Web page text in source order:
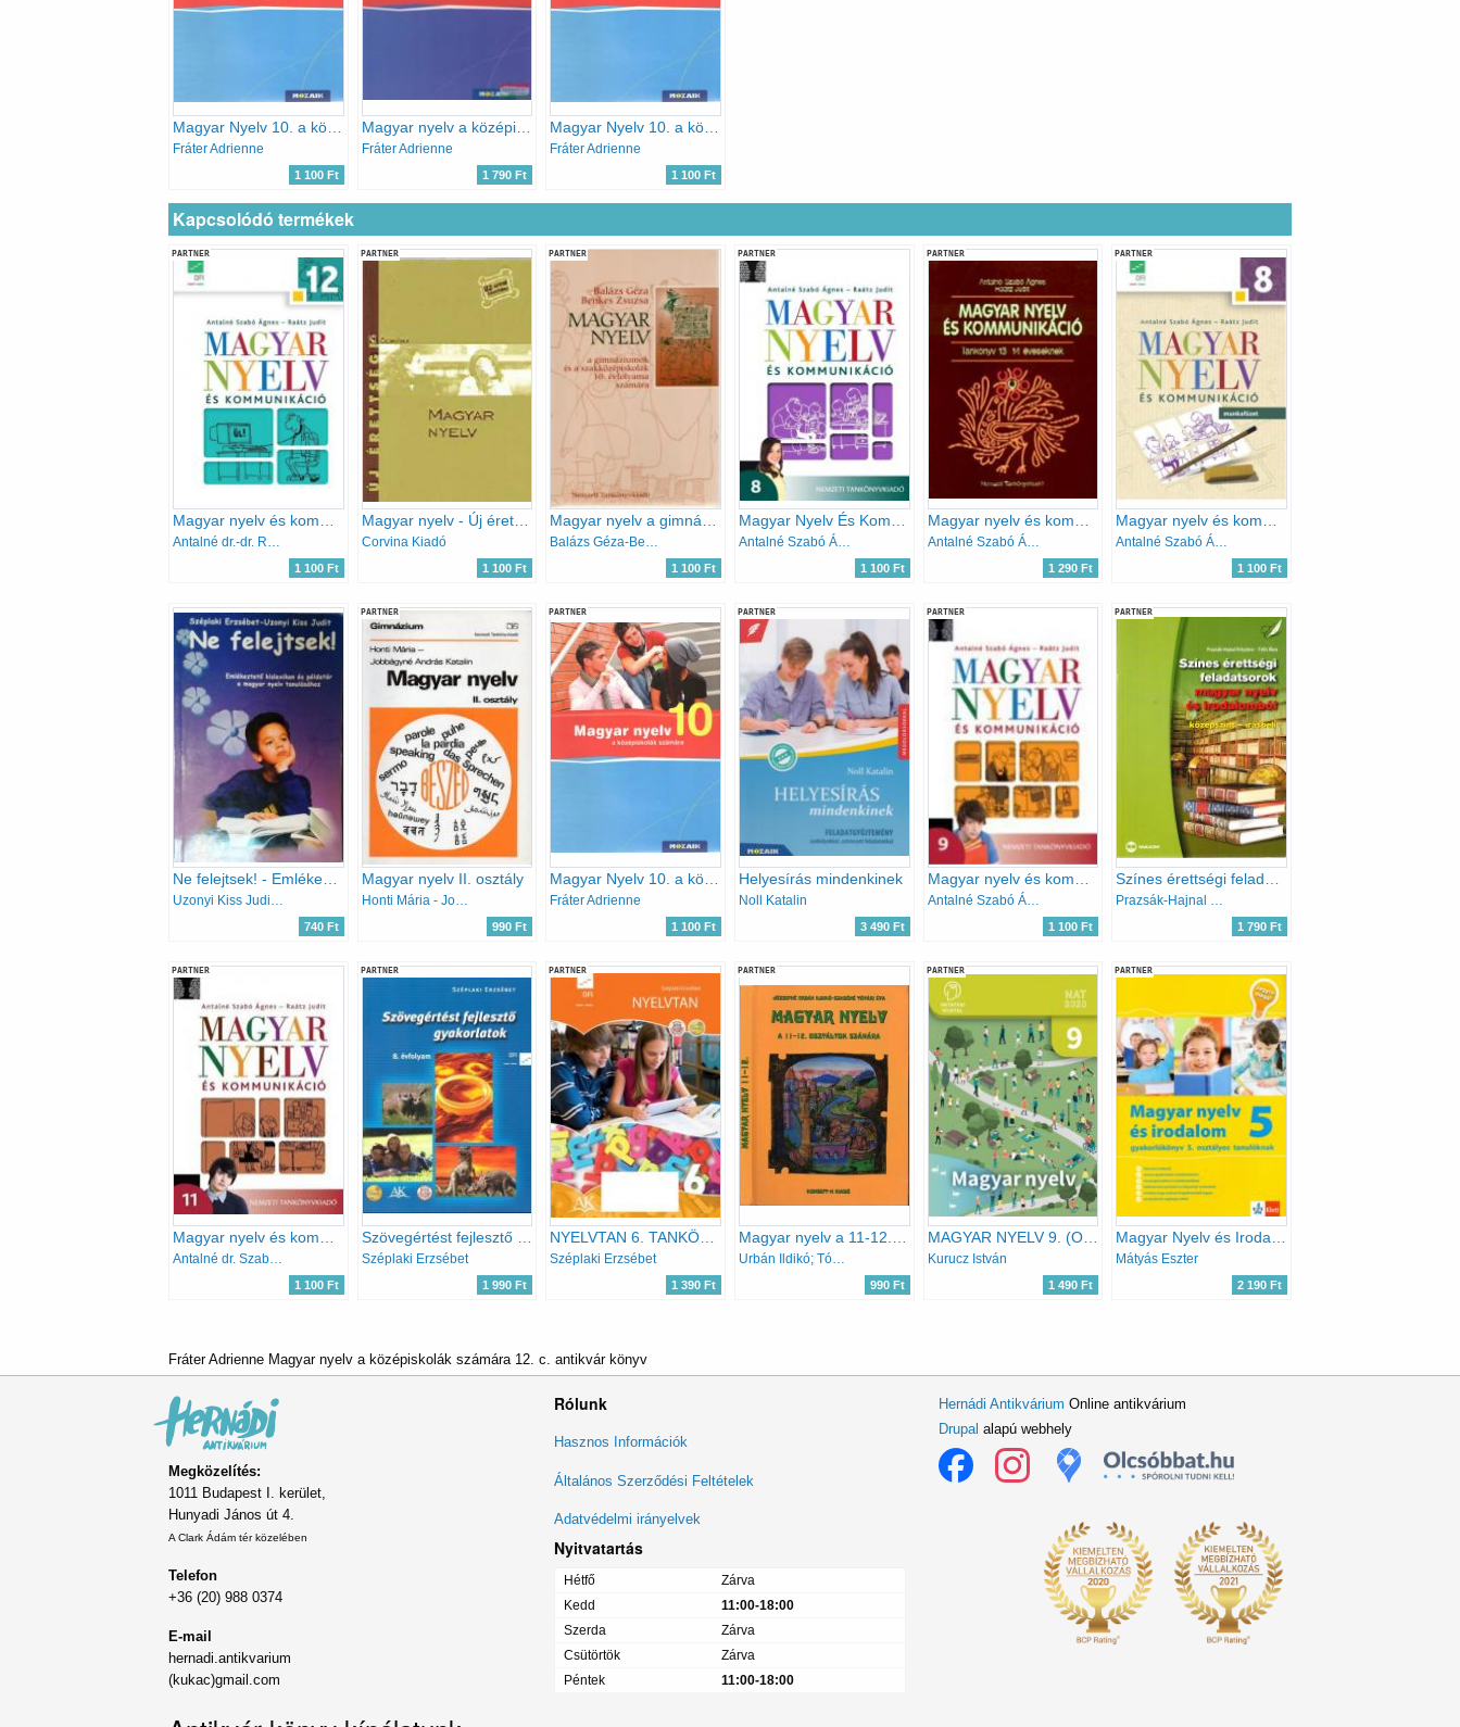
Magyar Nyelv 10. a középiskolák számára
Fráter Adrienne
1 100 Ft
Magyar nyelv a középiskolák számára 11
Fráter Adrienne
1 790 Ft
Magyar Nyelv 10. a középiskolák számára
Fráter Adrienne
1 100 Ft
Kapcsolódó termékek
PARTNER
Magyar nyelv és kommunikáció 12. tankönyv
Antalné dr.-dr. Raátz Judit
1 100 Ft
PARTNER
Magyar nyelv - Új érettségi -
Corvina Kiadó
1 100 Ft
PARTNER
Magyar nyelv a gimnáziumok és a szakközépiskolák 10. évfolyama számára
Balázs Géza-Benkes Zsuzsa
1 100 Ft
PARTNER
Magyar Nyelv És Kommunikáció Tankönyv 8.
Antalné Szabó Ágnes- Raátz Judit
1 100 Ft
PARTNER
Magyar nyelv és kommunikáció. Tankönyv 13-14 éveseknek
Antalné Szabó Ágnes dr.- Raátz Judit dr.
1 290 Ft
PARTNER
Magyar nyelv és kommunikáció Munkafüzet 8.o.
Antalné Szabó Ágnes; Dr. Raátz Judit
1 100 Ft
Uzonyi Kiss Judit - Széplaki Erzsébet
740 Ft
PARTNER
Magyar nyelv II. osztály
Honti Mária - Jobbágyné András Katalin
990 Ft
PARTNER
Fráter Adrienne
1 100 Ft
PARTNER
Helyesírás mindenkinek
Noll Katalin
3 490 Ft
PARTNER
Antalné Szabó Ágne; Dr. Raátz Judit
1 100 Ft
PARTNER
Prazsák-Hajnal Krisztina; Tóth Ákos
1 790 Ft
PARTNER
1 100 Ft
PARTNER
Széplaki Erzsébet
1 990 Ft
PARTNER
Széplaki Erzsébet
1 390 Ft
PARTNER
Urbán Ildikó; Tóvári Éva
990 Ft
PARTNER
MAGYAR NYELV 9. (OH-MNY09TB)
Kurucz István
1 490 Ft
PARTNER
Mátyás Eszter
2 190 Ft
Fráter Adrienne Magyar nyelv a középiskolák számára 12. c. antikvár könyv
Megközelítés:
1011 Budapest I. kerület,
Hunyadi János út 4.
A Clark Ádám tér közelében
Telefon
+36 (20) 988 0374
E-mail
hernadi.antikvarium
(kukac)gmail.com
Rólunk
Lábléc
menü
Hasznos Információk
Általános Szerződési Feltételek
Adatvédelmi irányelvek
Nyitvatartás
Hétfő
Zárva
Kedd
11:00-18:00
Szerda
Zárva
Csütörtök
Zárva
Péntek
11:00-18:00
Hernádi Antikvárium Online antikvárium
Drupal alapú webhely